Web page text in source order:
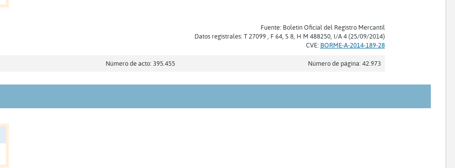
Fuente: Boletín Oficial del Registro Mercantil
Datos registrales: T 27099 , F 64, S 8, H M 488250, I/A 4 (25/09/2014)
CVE: BORME-A-2014-189-28
Número de acto: 395.455 Número de página: 42.973